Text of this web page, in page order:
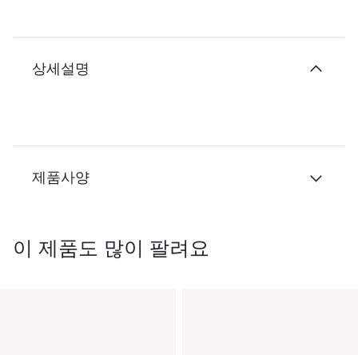
상세설명
제품사양
이 제품도 많이 팔려요